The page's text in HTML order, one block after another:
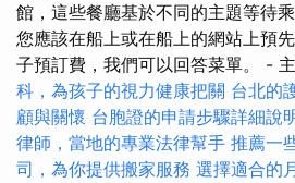
館，這些餐廳基於不同的主題等待
您應該在船上或在船上的網站上預
子預訂費，我們可以回答菜單。 -
科，為孩子的視力健康把關 台北的
顧與關懷 台胞證的申請步驟詳細說
律師，當地的專業法律幫手 推薦一
司，為你提供搬家服務 選擇適合的